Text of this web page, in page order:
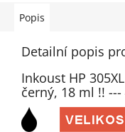
Popis
Detailní popis
Inkoust HP
černý, 18 ml !!